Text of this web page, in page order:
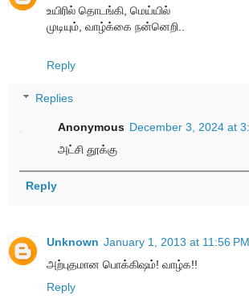
உயிரில் தொடங்கி, மெய்யில்
முடியும், வாழ்க்கை நன்னெறி..
Reply
Replies
Anonymous December 3, 2024 at
அட்சி தூக்கு
Reply
Unknown January 1, 2013 at 11:56 PM
அற்புதமான பொக்கிஷம்! வாழ்க!!
Reply